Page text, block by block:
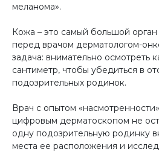
меланома».
Кожа – это самый большой орган
перед врачом дерматологом-
задача: внимательно осмотреть
сантиметр, чтобы убедиться в
подозрительных родинок.
Врач с опытом
цифровым дерматоскопом не
одну подозрительную родинку
места ее расположения и